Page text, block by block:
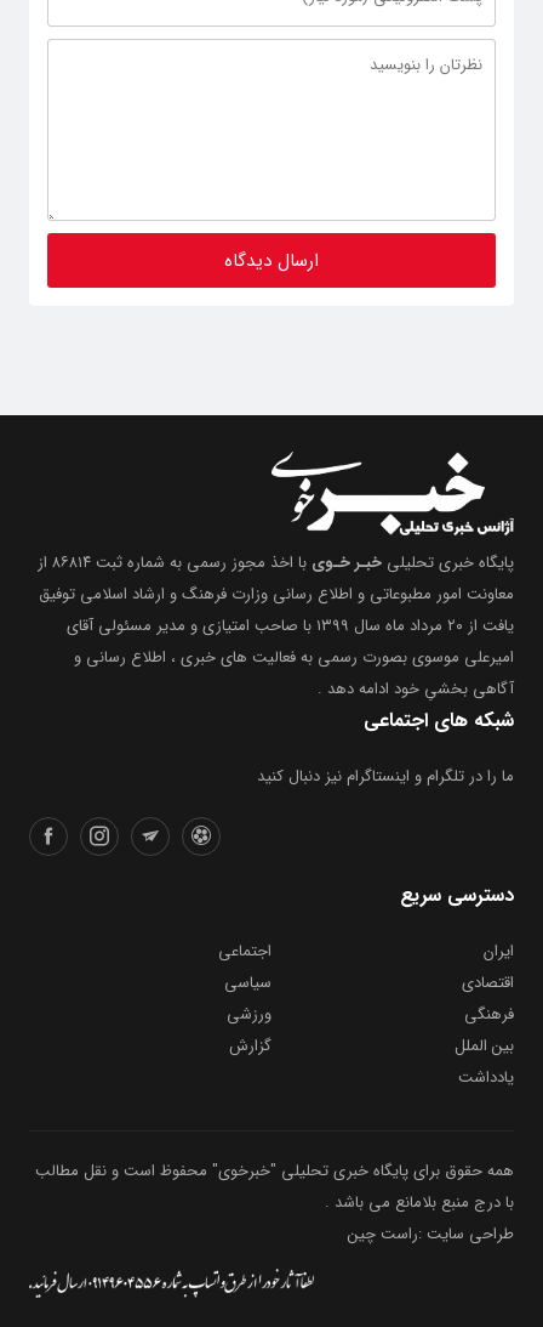
پایگاه خبری تحلیلی خبـر خـوی
با اخذ مجوز رسمی به شماره ثبت ۸۶۸۱۴ از
معاونت امور مطبوعاتی و اطلاع رسانی وزارت فرهنگ و ارشاد اسلامی توفیق
یافت از ۲۰ مرداد ماه سال ۱۳۹۹ با صاحب امتیازی و مدیر مسئولی آقای
امیرعلی موسوی بصورت رسمی به فعالیت های خبری ، اطلاع رسانی و
آگاهی بخشیِ خود ادامه دهد .
شبکه های اجتماعی
ما را در تلگرام و اینستاگرام نیز دنبال کنید
دسترسی سریع
ایران
اجتماعی
اقتصادی
سیاسی
فرهنگی
ورزشی
بین الملل
گزارش
یادداشت
همه حقوق برای پایگاه خبری تحلیلی "خبرخوی" محفوظ است و نقل مطالب
با درج منبع بلامانع می باشد .
طراحی سایت :راست چین